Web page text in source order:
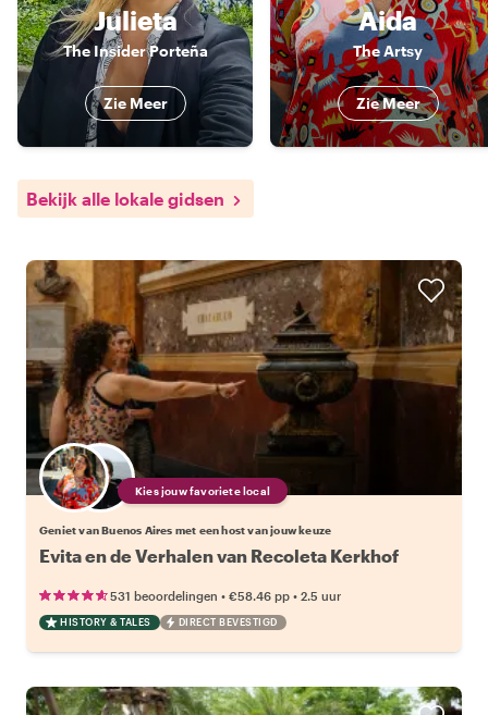
Julieta
The Insider Porteña
Zie Meer
Aida
The Artsy
Zie Meer
Bekijk alle lokale gidsen
Kies jouw favoriete local
Geniet van Buenos Aires met een host van jouw keuze
Evita en de Verhalen van Recoleta Kerkhof
531 beoordelingen • €58.46 pp • 2.5 uur
HISTORY & TALES DIRECT BEVESTIGD